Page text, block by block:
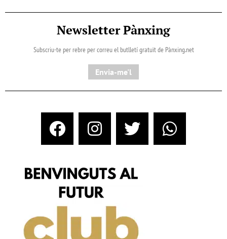
Newsletter Pànxing
Subscriu-te per rebre per correu el butlletí gratuït de Pànxing.net​
Envia-me'l